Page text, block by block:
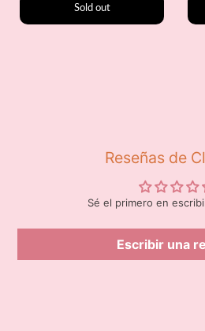
Sold out
Reseñas de
Sé el primero en
Escribir una